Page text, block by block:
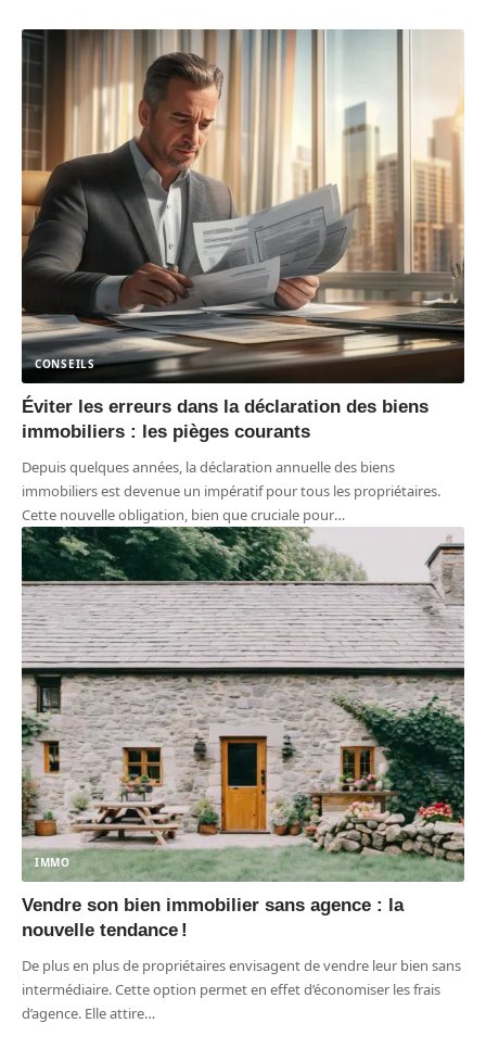
CONSEILS
Éviter les erreurs dans la déclaration des biens
immobiliers : les pièges courants
Depuis quelques années, la déclaration annuelle des biens
immobiliers est devenue un impératif pour tous les propriétaires.
Cette nouvelle obligation, bien que cruciale pour…
IMMO
Vendre son bien immobilier sans agence : la
nouvelle tendance !
De plus en plus de propriétaires envisagent de vendre leur bien sans
intermédiaire. Cette option permet en effet d’économiser les frais
d’agence. Elle attire…